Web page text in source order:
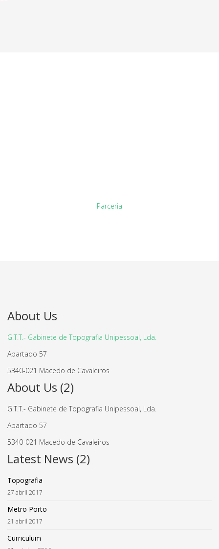
Parceria
About Us
G.T.T.- Gabinete de Topografia Unipessoal, Lda.
Apartado 57
5340-021 Macedo de Cavaleiros
About Us (2)
G.T.T.- Gabinete de Topografia Unipessoal, Lda.
Apartado 57
5340-021 Macedo de Cavaleiros
Latest News (2)
Topografia
27 abril 2017
Metro Porto
21 abril 2017
Curriculum